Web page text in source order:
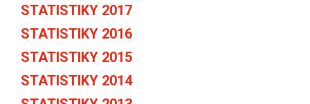
STATISTIKY 2017
STATISTIKY 2016
STATISTIKY 2015
STATISTIKY 2014